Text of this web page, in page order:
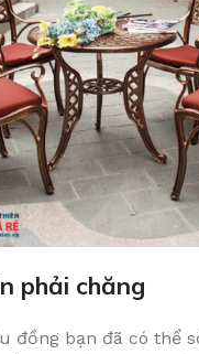
phải chăng
đồng bạn đã có thể